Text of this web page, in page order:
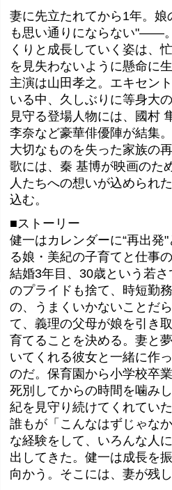
妻に先立たれてから1年。娘
も思い通りにならない"――
くりと成長していく姿は、
を見失わないように懸命に
主演は山田孝之。エキセン
いる中、久しぶりに等身大
見守る登場人物には、國村
李奈など豪華俳優陣が結集
大切なものを失った家族の
歌には、秦 基博が映画のた
人たちへの想いが込められ
込む。
■ストーリー
健一はカレンダーに“再出発
る娘・美紀の子育てと仕事
結婚3年目、30歳という若
のプライドも捨て、時短勤
の、うまくいかないことだ
て、義理の父母が娘を引き
育てることを決める。妻と
いてくれる彼女と一緒に作
のだ。保育園から小学校卒
死別してからの時間を噛み
紀を見守り続けてくれてい
誰もが「こんなはずじゃな
な経験をして、いろんな人
出してきた。健一は成長を
向かう。そこには、妻が残